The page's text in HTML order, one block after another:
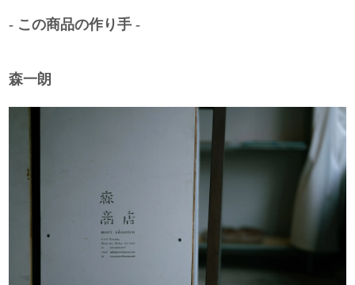
- この商品の作り手 -
森一朗